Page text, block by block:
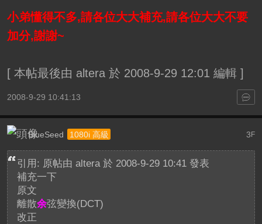
小弟懂得不多,請各位大大補充,請各位大大不要
加分,謝謝~
[本帖最後由 altera 於 2008-9-29 12:01 編輯 ]
2008-9-29 10:41:13
3F
BlueSeed 1080i 高級
引用: 原帖由 altera於 2008-9-29 10:41 發表
補充一下
原文
離散余弦變換(DCT)
改正